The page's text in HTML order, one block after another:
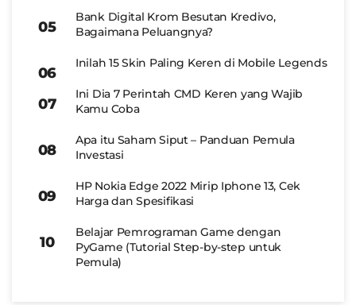
Bank Digital Krom Besutan Kredivo,
Bagaimana Peluangnya?
Inilah 15 Skin Paling Keren di Mobile Legends
Ini Dia 7 Perintah CMD Keren yang Wajib
Kamu Coba
Apa itu Saham Siput – Panduan Pemula
Investasi
HP Nokia Edge 2022 Mirip Iphone 13, Cek
Harga dan Spesifikasi
Belajar Pemrograman Game dengan
PyGame (Tutorial Step-by-step untuk
Pemula)